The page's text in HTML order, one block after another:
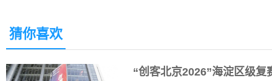
猜你喜欢
“创客北京2026”海淀区级